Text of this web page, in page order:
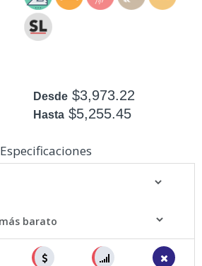
Desde $3,973.22
Hasta $5,255.45
Especificaciones